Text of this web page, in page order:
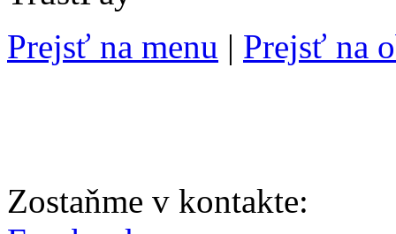
Prejsť na menu | Prejsť na
Zostaňme v kontakte: